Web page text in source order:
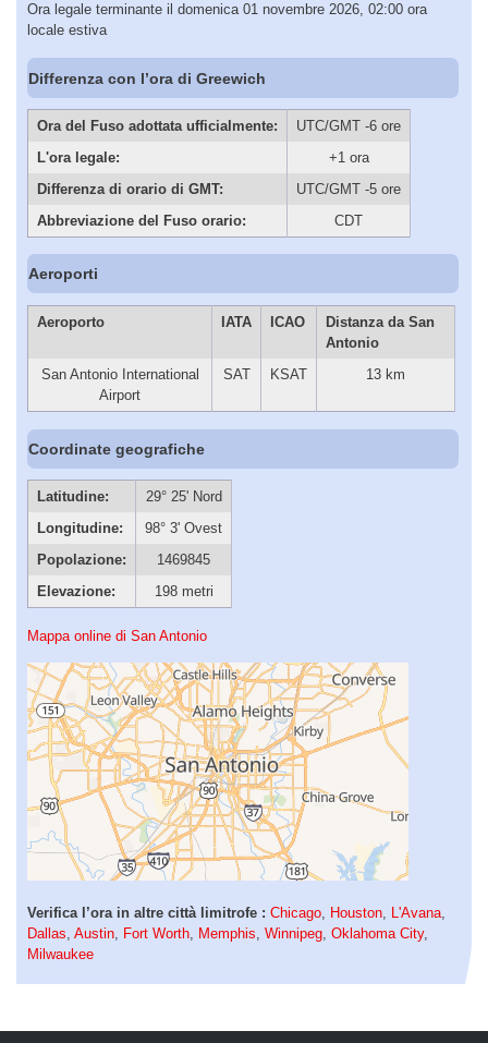
Ora legale terminante il domenica 01 novembre 2026, 02:00 ora
locale estiva
Differenza con l’ora di Greewich
Ora del Fuso adottata ufficialmente:
UTC/GMT -6 ore
L'ora legale:
+1 ora
Differenza di orario di GMT:
UTC/GMT -5 ore
Abbreviazione del Fuso orario:
CDT
Aeroporti
Aeroporto IATA ICAO
Distanza da San
Antonio
San Antonio International
Airport
SAT KSAT 13 km
Coordinate geografiche
Latitudine:
29° 25' Nord
Longitudine:
98° 3' Ovest
Popolazione:
1469845
Elevazione:
198 metri
Mappa online di San Antonio
Verifica l’ora in altre città limitrofe : Chicago, Houston, L'Avana,
Dallas, Austin, Fort Worth, Memphis, Winnipeg, Oklahoma City,
Milwaukee